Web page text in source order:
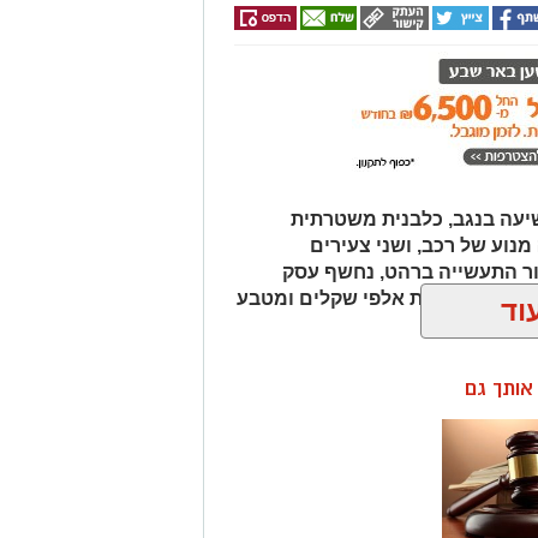
בנגב, כלבנית משטרתית
של רכב, ושני צעירים
התעשייה ברהט, נחשף עסק
ובו עשרות אלפי שקלים ומטבע
אותך גם